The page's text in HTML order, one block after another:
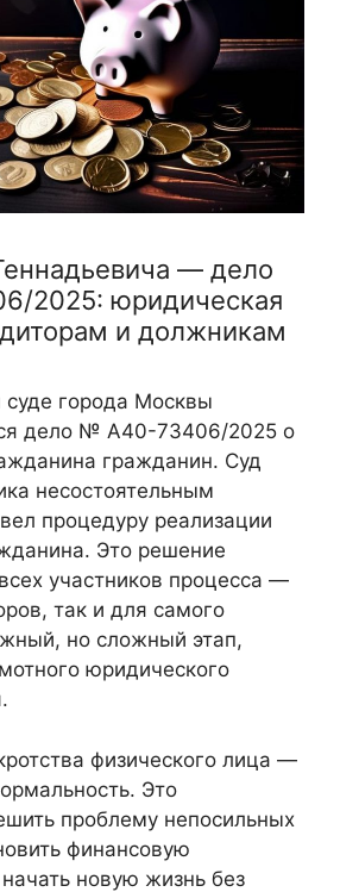
— дело
2025: юридическая
и должникам
города Москвы
дело № А40-73406/2025 о
гражданин. Суд
несостоятельным
процедуру реализации
Это решение
участников процесса —
так и для самого
но сложный этап,
юридического
физического лица —
Это
проблему непосильных
финансовую
новую жизнь без